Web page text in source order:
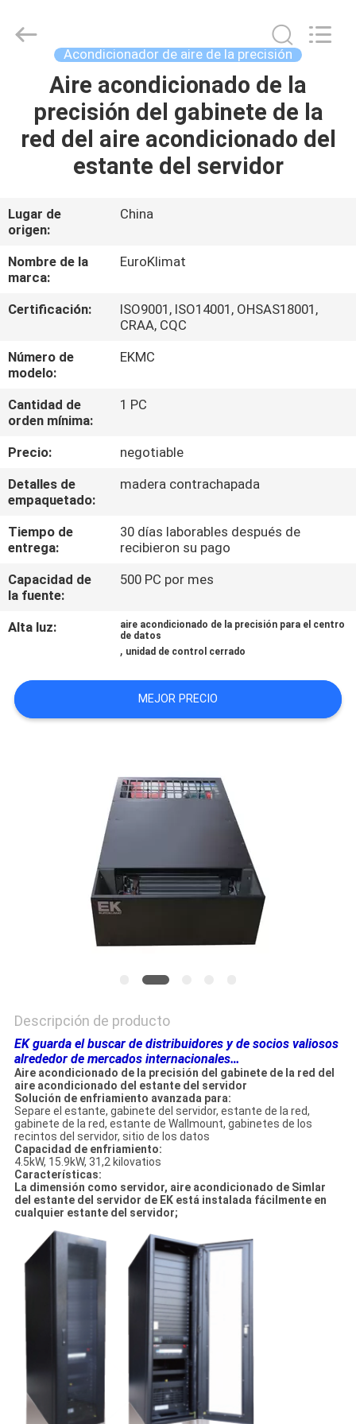
HOGAR
PRODUCTOS
NOSOTROS
VIAJE
DE
LA
FÁBRICA
CONTROL
DE
CALIDAD
ÉNTRENOS
EN
CONTACTO
CON
PIDA
CITA
Supplier.
Copyright
Conditioning
Refrigeration
Acondicionador de aire de la precisión
Aire acondicionado de la
precisión del gabinete de la
red del aire acondicionado del
estante del servidor
Lugar de
origen:
China
Nombre de la
marca:
EuroKlimat
Certificación:
ISO9001, ISO14001, OHSAS18001,
CRAA, CQC
Número de
modelo:
EKMC
Cantidad de
orden mínima:
1 PC
Precio:
negotiable
Detalles de
empaquetado:
madera contrachapada
Tiempo de
entrega:
30 días laborables después de
recibieron su pago
Capacidad de
la fuente:
500 PC por mes
Alta luz:
aire acondicionado de la precisión para el centro
de datos
, unidad de control cerrado
MEJOR PRECIO
Descripción de producto
EK guarda el buscar de distribuidores y de socios valiosos
alrededor de mercados internacionales…
Aire acondicionado de la precisión del gabinete de la red del
aire acondicionado del estante del servidor
Solución de enfriamiento avanzada para:
Separe el estante, gabinete del servidor, estante de la red,
gabinete de la red, estante de Wallmount, gabinetes de los
recintos del servidor, sitio de los datos
Capacidad de enfriamiento:
4.5kW, 15.9kW, 31,2 kilovatios
Características:
La dimensión como servidor, aire acondicionado de Simlar
del estante del servidor de EK está instalada fácilmente en
cualquier estante del servidor;